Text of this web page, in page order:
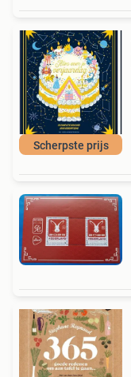
Scherpste prijs